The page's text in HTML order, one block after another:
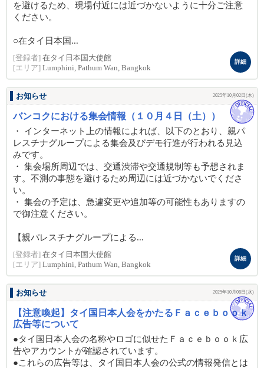
を避けるため、現場付近には近づかないように十分ご注意
ください。
○在タイ日本国...
[登録者] 在タイ日本国大使館
[エリア] Lumphini, Pathum Wan, Bangkok
詳細
お知らせ 2025年10月02日(木)
バンコクにおける集会情報（１０月４日（土））
・ インターネット上の情報によれば、以下のとおり、親パ
レスチナグループによる集会及びデモ行進が行われる見込
みです。
・ 集会場所周辺では、交通渋滞や交通規制等も予想されま
す。不測の事態を避けるため周辺には近づかないでくださ
い。
・ 集会の予定は、急遽変更や追加等の可能性もありますの
で御注意ください。
【親パレスチナグループによる...
[登録者] 在タイ日本国大使館
[エリア] Lumphini, Pathum Wan, Bangkok
詳細
お知らせ 2025年10月08日(水)
【注意喚起】タイ国日本人会をかたるＦａｃｅｂｏｏｋ
広告等について
●タイ国日本人会の名称やロゴに似せたＦａｃｅｂｏｏｋ広
告やアカウントが確認されています。
●これらの広告等は、タイ国日本人会の公式の情報発信とは